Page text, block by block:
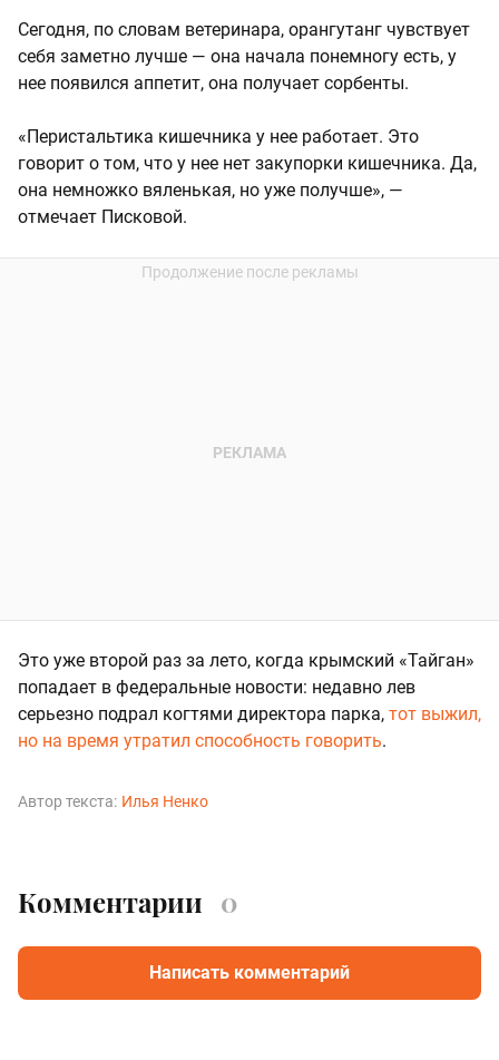
Сегодня, по словам ветеринара, орангутанг чувствует
себя заметно лучше — она начала понемногу есть, у
нее появился аппетит, она получает сорбенты.
«Перистальтика кишечника у нее работает. Это
говорит о том, что у нее нет закупорки кишечника. Да,
она немножко вяленькая, но уже получше», —
отмечает Писковой.
Это уже второй раз за лето, когда крымский «Тайган»
попадает в федеральные новости: недавно лев
серьезно подрал когтями директора парка, тот выжил,
но на время утратил способность говорить.
Автор текста: Илья Ненко
Комментарии 0
Написать комментарий